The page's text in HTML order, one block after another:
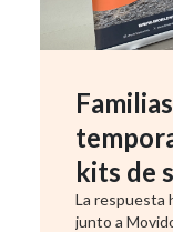
kits de
La respuesta
junto a